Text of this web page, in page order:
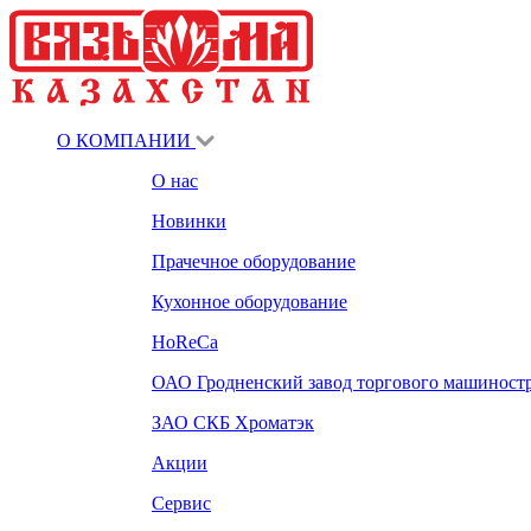
О КОМПАНИИ
О нас
Новинки
Прачечное оборудование
Кухонное оборудование
HoReCa
ОАО Гродненский завод торгового
ЗАО СКБ Хроматэк
Акции
Сервис